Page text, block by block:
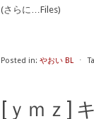
(さらに…Files)
Posted in: やおい BL ⋅
[ｙｍｚ]